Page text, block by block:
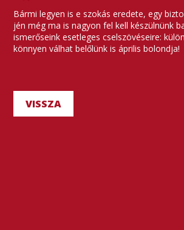
Bármi legyen is e szokás eredete, egy
jén még ma is nagyon fel kell készülnünk
ismerőseink esetleges cselszövéseire:
könnyen válhat belőlünk is április bolondja!
VISSZA